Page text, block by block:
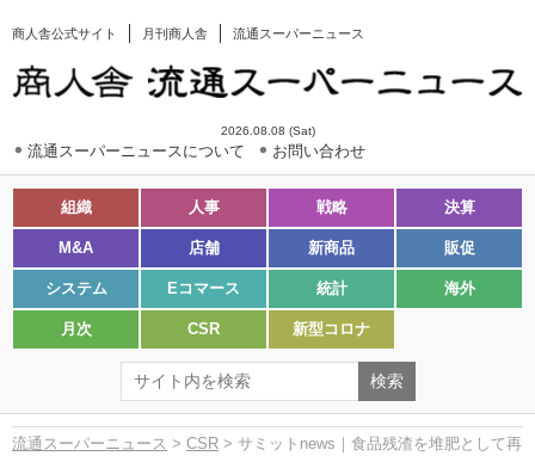
商人舎公式サイト 月刊商人舎 流通スーパーニュース
2026.08.08 (Sat)
流通スーパーニュースについて お問い合わせ
組織 人事 戦略 決算
M&A 店舗 新商品 販促
システム Eコマース 統計 海外
月次 CSR 新型コロナ
流通スーパーニュース > CSR > サミットnews｜食品残渣を堆肥として再